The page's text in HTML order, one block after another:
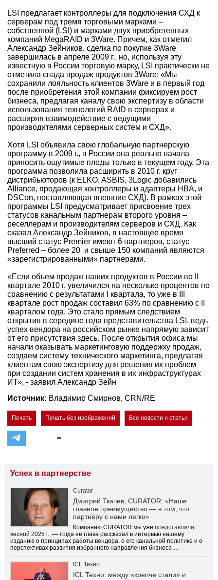
LSI предлагает контроллеры для подключения СХД к
серверам под тремя торговыми марками –
собственной (LSI) и марками двух приобретенных
компаний MegaRAID и 3Ware. Причем, как отметил
Александр Зейников, сделка по покупке 3Ware
завершилась в апреле 2009 г., но, используя эту
известную в России торговую марку, LSI практически не
отметила спада продаж продуктов 3Ware: «Мы
сохранили лояльность клиентов 3Ware и в первый год
после приобретения этой компании фиксируем рост
бизнеса, предлагая каналу свою экспертизу в области
использования технологий RAID в серверах и
расширяя взаимодействие с ведущими
производителями серверных систем и СХД».
Хотя LSI объявила свою глобальную партнерскую
программу в 2009 г., в России она реально начала
приносить ощутимые плоды только в текущем году. Эта
программа позволила расширить в 2010 г. круг
дистрибьюторов (к ELKO, ASBIS, 3Logic добавились
Alliance, продающая контроллеры и адаптеры HBA, и
DSCon, поставляющая внешние СХД). В рамках этой
программы LSI предусматривает присвоение трех
статусов канальным партнерам второго уровня –
реселлерам и производителям серверов и СХД. Как
сказал Александр Зейников, в настоящее время
высший статус Premier имеют 6 партнеров, статус
Preferred – более 20 и свыше 150 компаний являются
«зарегистрированными» партнерами.
«Если объем продаж наших продуктов в России во II
квартале 2010 г. увеличился на несколько процентов по
сравнению с результатами I квартала, то уже в III
квартале рост продаж составил 63% по сравнению с II
кварталом года. Это стало прямым следствием
открытия в середине года представительства LSI, ведь
успех вендора на российском рынке напрямую зависит
от его присутствия здесь. После открытия офиса мы
начали оказывать маркетинговую поддержку продаж,
создаем систему технического маркетинга, предлагая
клиентам свою экспертизу для решения их проблем
при создании систем хранения в их инфраструктурах
ИТ», - заявил Александр Зейн
Источник: Владимир Смирнов, CRN/RE
Печать Печать без изображений Все новости и статьи
Успех в партнерстве
Curator
Дмитрий Ткачев, CURATOR: «Наше
главное преимущество — в том, что
партнёру с нами легко»
Компанию CURATOR мы уже представляли
весной 2025 г., — тогда её глава рассказал в интервью нашему
изданию о принципах работы вендора, о его канальной политике и о
перспективах развития избранного направления бизнеса …
ICL Техно
ICL Техно: между «крепче стали» и